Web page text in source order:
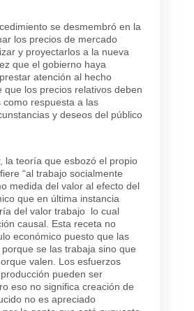
se desmembró en la
los precios de mercado
y proyectarlos a la nueva
que el gobierno haya
atención al hecho
que los precios relativos deben
como respuesta a las
y deseos del público
la teoría que esbozó el propio
“al trabajo socialmente
medida del valor al efecto del
que en última instancia
del valor trabajo lo cual
causal. Esta receta no
económico puesto que las
se las trabaja sino que
valen. Los esfuerzos
pueden ser
eso no significa creación de
no es apreciado